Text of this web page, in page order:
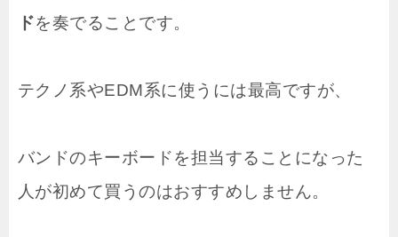
ドを奏でることです。
テクノ系やEDM系に使うには最高ですが、
バンドのキーボードを担当することになった
人が初めて買うのはおすすめしません。